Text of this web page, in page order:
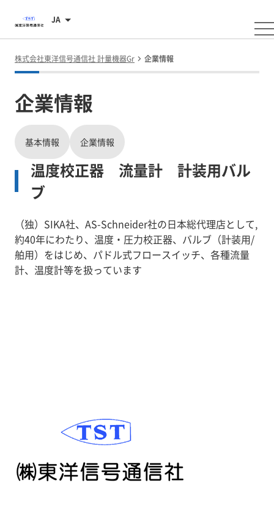
JA
株式会社東洋信号通信社 計量機器Gr 企業情報
企業情報
基本情報 企業情報
温度校正器 流量計 計装用バル
ブ
（独）SIKA社、AS-Schneider社の日本総代理店として,
約40年にわたり、温度・圧力校正器、バルブ（計装用/
舶用）をはじめ、パドル式フロースイッチ、各種流量
計、温度計等を扱っています